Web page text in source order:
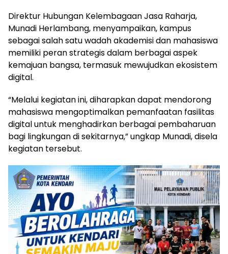
Direktur Hubungan Kelembagaan Jasa Raharja,
Munadi Herlambang, menyampaikan, kampus
sebagai salah satu wadah akademisi dan mahasiswa
memiliki peran strategis dalam berbagai aspek
kemajuan bangsa, termasuk mewujudkan ekosistem
digital.
“Melalui kegiatan ini, diharapkan dapat mendorong
mahasiswa mengoptimalkan pemanfaatan fasilitas
digital untuk menghadirkan berbagai pembaharuan
bagi lingkungan di sekitarnya,” ungkap Munadi, disela
kegiatan tersebut.